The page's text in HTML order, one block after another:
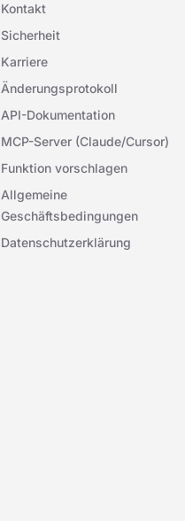
Kontakt
Sicherheit
Karriere
Änderungsprotokoll
API-Dokumentation
MCP-Server (Claude/Cursor)
Funktion vorschlagen
Allgemeine
Geschäftsbedingungen
Datenschutzerklärung